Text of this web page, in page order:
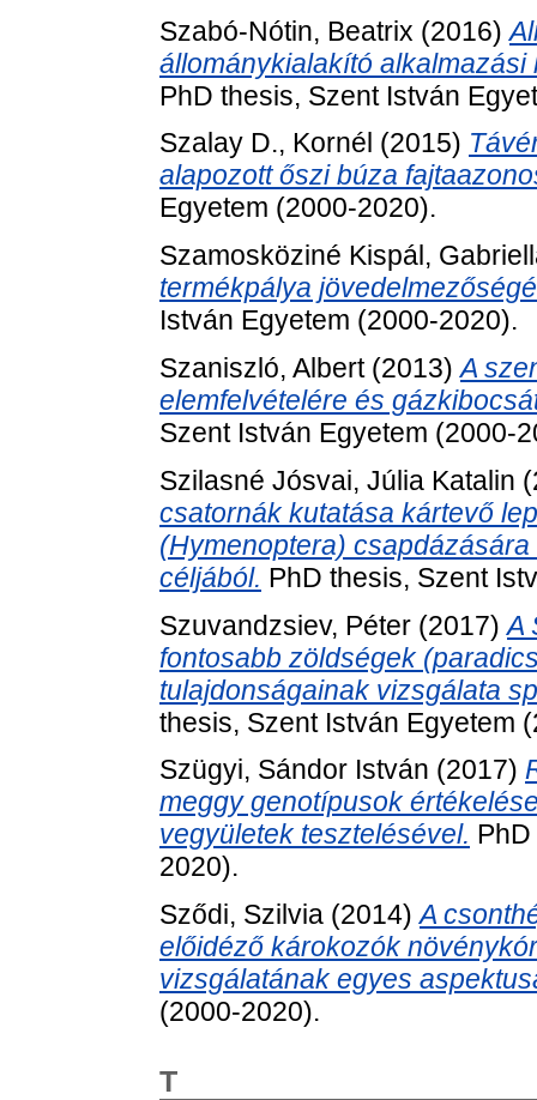
Szabó-Nótin, Beatrix (2016)
állománykialakító
PhD thesis, Szent István
Szalay D., Kornél (2015)
alapozott őszi búza
Egyetem (2000-2020).
Szamosköziné Kispál,
termékpálya
István Egyetem (2000-2020).
Szaniszló, Albert(2013)A
elemfelvételére és
Szent István Egyetem (2000-
Szilasné Jósvai, Júlia Katalin
csatornák kutatása kártevő
(Hymenoptera)
céljából. PhD thesis, Szent
Szuvandzsiev, Péter (2017)A
fontosabb zöldségek
tulajdonságainak vizsgálata
thesis, Szent István Egyetem
Szügyi, Sándor István (2017)
meggy genotípusok
vegyületek tesztelésével.
2020).
Sződi, Szilvia (2014)A
előidéző károkozók
vizsgálatának egyes
(2000-2020).
T